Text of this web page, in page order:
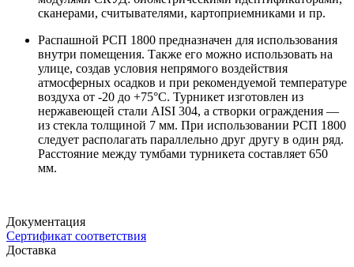
сканерами, считывателями, картоприемниками и пр.
Распашной РСП 1800 предназначен для использования
внутри помещения. Также его можно использовать на
улице, создав условия непрямого воздействия
атмосферных осадков и при рекомендуемой температуре
воздуха от -20 до +75°С. Турникет изготовлен из
нержавеющей стали AISI 304, а створки ограждения —
из стекла толщиной 7 мм. При использовании РСП 1800
следует располагать параллельно друг другу в один ряд.
Расстояние между тумбами турникета составляет 650
мм.
Документация
Сертификат соответствия
Доставка